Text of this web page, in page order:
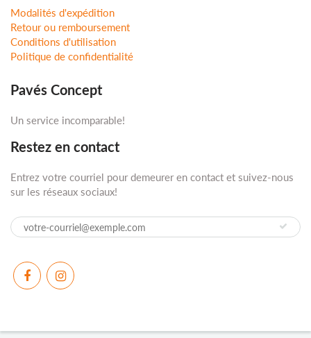
Modalités d'expédition
Retour ou remboursement
Conditions d'utilisation
Politique de confidentialité
Pavés Concept
Un service incomparable!
Restez en contact
Entrez votre courriel pour demeurer en contact et suivez-nous
sur les réseaux sociaux!